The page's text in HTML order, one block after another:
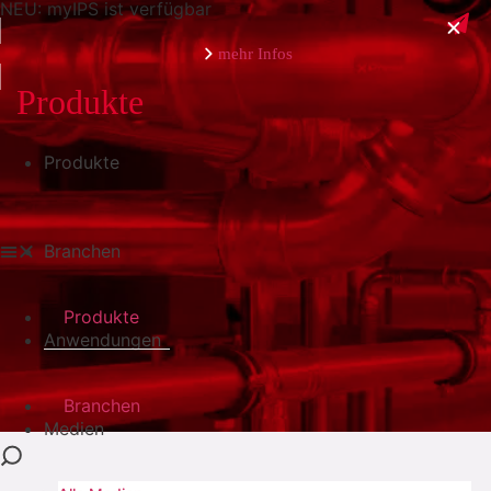
NEU: myIPS ist verfügbar
mehr Infos
schließen
Produkte
Branchen
Anwendungen
Medien
Produkte
Branchen
Produkte